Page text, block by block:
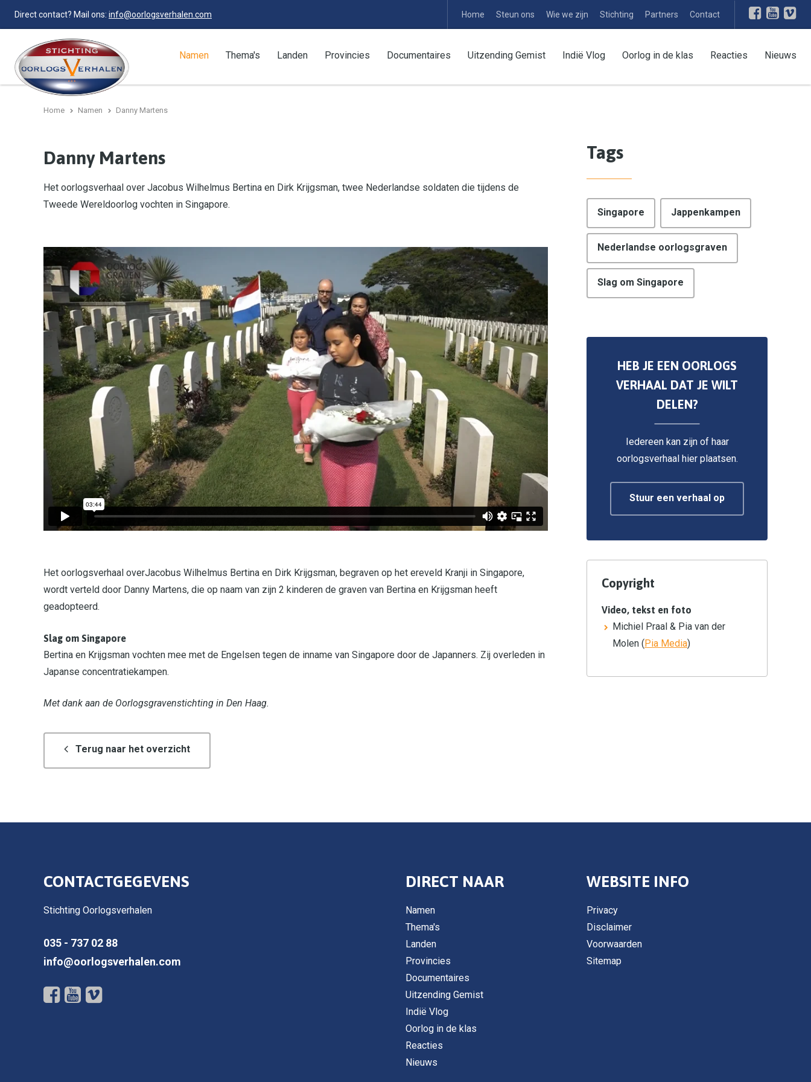
Direct contact? Mail ons: info@oorlogsverhalen.com Home Steun ons Wie we zijn Stichting Partners Contact
Namen Thema's Landen Provincies Documentaires Uitzending Gemist Indië Vlog Oorlog in de klas Reacties Nieuws
Home Namen Danny Martens
Danny Martens
Het oorlogsverhaal over Jacobus Wilhelmus Bertina en Dirk Krijgsman, twee Nederlandse soldaten die tijdens de
Tweede Wereldoorlog vochten in Singapore.
Het oorlogsverhaal overJacobus Wilhelmus Bertina en Dirk Krijgsman, begraven op het ereveld Kranji in Singapore,
wordt verteld door Danny Martens, die op naam van zijn 2 kinderen de graven van Bertina en Krijgsman heeft
geadopteerd.
Slag om Singapore
Bertina en Krijgsman vochten mee met de Engelsen tegen de inname van Singapore door de Japanners. Zij overleden in
Japanse concentratiekampen.
Met dank aan de Oorlogsgravenstichting in Den Haag.
Terug naar het overzicht
Tags
Singapore Jappenkampen
Nederlandse oorlogsgraven
Slag om Singapore
HEB JE EEN OORLOGS
VERHAAL DAT JE WILT
DELEN?
Iedereen kan zijn of haar
oorlogsverhaal hier plaatsen.
Stuur een verhaal op
Copyright
Video, tekst en foto
Michiel Praal & Pia van der
Molen (Pia Media)
CONTACTGEGEVENS
Stichting Oorlogsverhalen
035 - 737 02 88
info@oorlogsverhalen.com
DIRECT NAAR
Namen
Thema's
Landen
Provincies
Documentaires
Uitzending Gemist
Indië Vlog
Oorlog in de klas
Reacties
Nieuws
WEBSITE INFO
Privacy
Disclaimer
Voorwaarden
Sitemap